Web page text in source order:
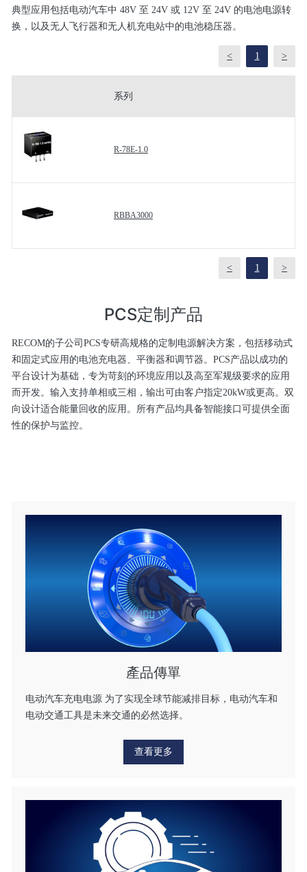
典型应用包括电动汽车中 48V 至 24V 或 12V 至 24V 的电池电源转
换，以及无人飞行器和无人机充电站中的电池稳压器。
< 1 >
系列
R-78E-1.0
RBBA3000
< 1 >
PCS定制产品
RECOM的子公司PCS专研高规格的定制电源解决方案，包括移动式
和固定式应用的电池充电器、平衡器和调节器。PCS产品以成功的
平台设计为基础，专为苛刻的环境应用以及高至军规级要求的应用
而开发。输入支持单相或三相，输出可由客户指定20kW或更高。双
向设计适合能量回收的应用。所有产品均具备智能接口可提供全面
性的保护与监控。
產品傳單
电动汽车充电电源 为了实现全球节能减排目标，电动汽车和
电动交通工具是未来交通的必然选择。
查看更多